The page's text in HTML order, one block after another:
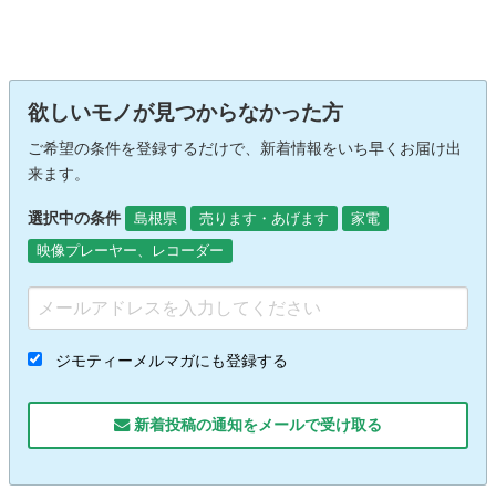
欲しいモノが見つからなかった方
ご希望の条件を登録するだけで、新着情報をいち早くお届け出
来ます。
選択中の条件 島根県 売ります・あげます
家電
映像プレーヤー、レコーダー
ジモティーメルマガにも登録する
新着投稿の通知をメールで受け取る